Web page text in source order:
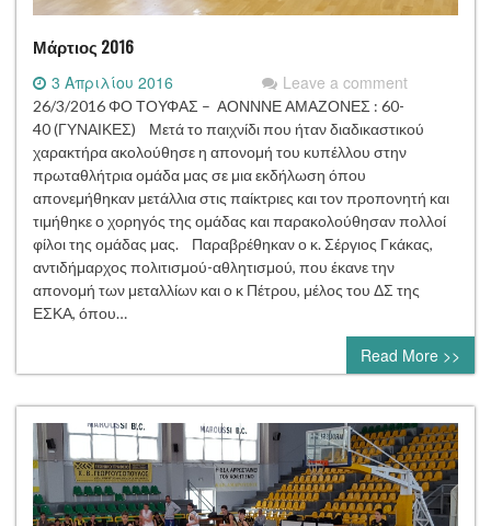
Μάρτιος 2016
3 Απριλίου 2016 Leave a comment
26/3/2016 ΦΟ ΤΟΥΦΑΣ – ΑΟΝΝΝΕ ΑΜΑΖΟΝΕΣ : 60-
40 (ΓΥΝΑΙΚΕΣ) Μετά το παιχνίδι που ήταν διαδικαστικού
χαρακτήρα ακολούθησε η απονομή του κυπέλλου στην
πρωταθλήτρια ομάδα μας σε μια εκδήλωση όπου
απονεμήθηκαν μετάλλια στις παίκτριες και τον προπονητή και
τιμήθηκε ο χορηγός της ομάδας και παρακολούθησαν πολλοί
φίλοι της ομάδας μας. Παραβρέθηκαν ο κ. Σέργιος Γκάκας,
αντιδήμαρχος πολιτισμού-αθλητισμού, που έκανε την
απονομή των μεταλλίων και ο κ Πέτρου, μέλος του ΔΣ της
ΕΣΚΑ, όπου…
Read More >>